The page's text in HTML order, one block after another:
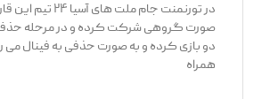
در تورنمنت جام ملت
صورت گروهی شرکت کرده و در مرحله
دو بازی کرده و به صورت حذفی به فینال می
همراه